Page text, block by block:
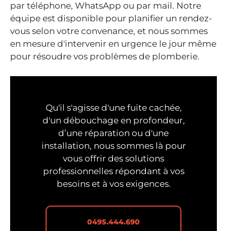
par téléphone, WhatsApp ou par mail. Notre
équipe est disponible pour planifier un rendez-
vous selon votre convenance, et nous sommes
en mesure d'intervenir en urgence le jour même
pour résoudre vos problèmes de plomberie.
Qu'il s'agisse d'une fuite cachée,
d'un débouchage en profondeur,
d’une réparation ou d'une
installation, nous sommes là pour
vous offrir des solutions
professionnelles répondant à vos
besoins et à vos exigences.
0495.444.690